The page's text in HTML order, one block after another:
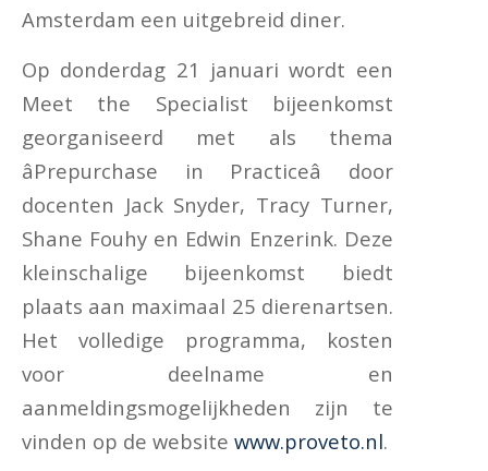
Amsterdam een uitgebreid diner.
Op donderdag 21 januari wordt een
Meet the Specialist bijeenkomst
georganiseerd met als thema
âPrepurchase in Practiceâ door
docenten Jack Snyder, Tracy Turner,
Shane Fouhy en Edwin Enzerink. Deze
kleinschalige bijeenkomst biedt
plaats aan maximaal 25 dierenartsen.
Het volledige programma, kosten
voor deelname en
aanmeldingsmogelijkheden zijn te
vinden op de website www.proveto.nl.